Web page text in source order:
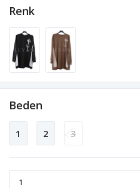
Renk
Beden
1 2 3